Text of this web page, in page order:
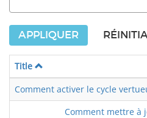
APPLIQUER
Title
Comment activer le cycle
Comment mettre à